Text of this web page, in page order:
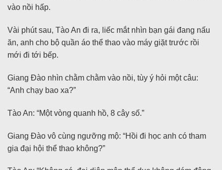
vào nồi hấp.
Vài phút sau, Tào An đi ra, liếc mắt nhìn bạn gái đang nấu
ăn, anh cho bộ quần áo thể thao vào máy giặt trước rồi
mới đi tới bếp.
Giang Đào nhìn chằm chằm vào nồi, tùy ý hỏi một câu:
“Anh chạy bao xa?”
Tào An: “Một vòng quanh hồ, 8 cây số.”
Giang Đào vô cùng ngưỡng mộ: “Hồi đi học anh có tham
gia đại hội thể thao không?”